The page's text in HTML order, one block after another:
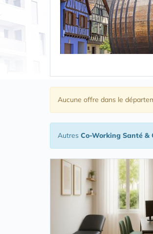
Aucune offre dans le
Autres Co-Working Santé &